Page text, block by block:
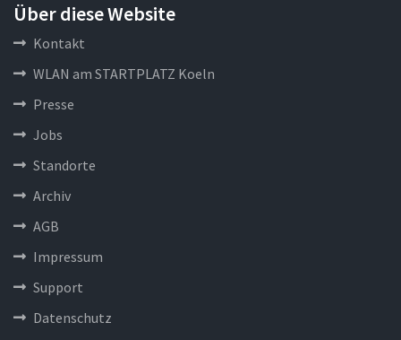
Über diese Website
Kontakt
WLAN am STARTPLATZ Koeln
Presse
Jobs
Standorte
Archiv
AGB
Impressum
Support
Datenschutz